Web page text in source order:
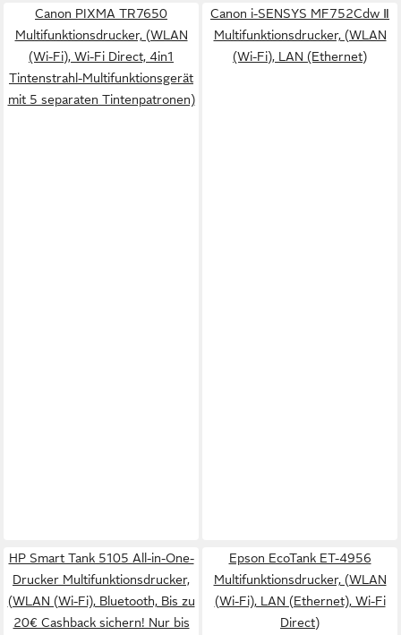
Canon PIXMA TR7650
Multifunktionsdrucker, (WLAN
(Wi-Fi), Wi-Fi Direct, 4in1
Tintenstrahl-Multifunktionsgerät
mit 5 separaten Tintenpatronen)
Canon i-SENSYS MF752Cdw Ⅱ
Multifunktionsdrucker, (WLAN
(Wi-Fi), LAN (Ethernet)
HP Smart Tank 5105 All-in-One-
Drucker Multifunktionsdrucker,
(WLAN (Wi-Fi), Bluetooth, Bis zu
20€ Cashback sichern! Nur bis
Epson EcoTank ET-4956
Multifunktionsdrucker, (WLAN
(Wi-Fi), LAN (Ethernet), Wi-Fi
Direct)